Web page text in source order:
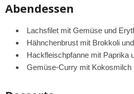
Abendessen
Lachsfilet mit Gemüse und
Hähnchenbrust mit Brokkoli
Hackfleischpfanne mit Paprika
Gemüse-Curry mit Kokosmilch